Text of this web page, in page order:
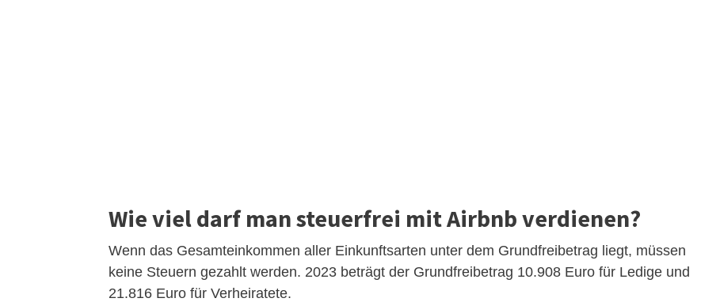
Wie viel darf man steuerfrei mit Airbnb verdienen?
Wenn das Gesamteinkommen aller Einkunftsarten unter dem Grundfreibetrag liegt, müssen
keine Steuern gezahlt werden. 2023 beträgt der Grundfreibetrag 10.908 Euro für Ledige und
21.816 Euro für Verheiratete.